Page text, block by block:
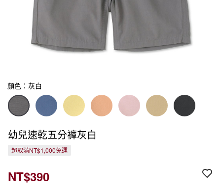
顏色：灰白
幼兒速乾五分褲灰白
超取滿NT$1,000免運
NT$390